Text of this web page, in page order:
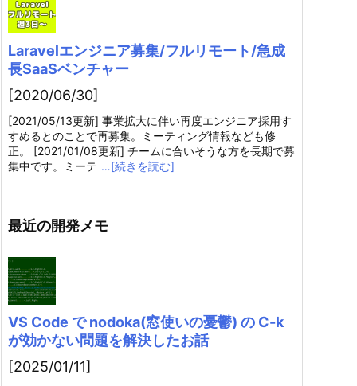
Laravelエンジニア募集/フルリモート/急成
長SaaSベンチャー
[2020/06/30]
[2021/05/13更新] 事業拡大に伴い再度エンジニア採用す
すめるとのことで再募集。ミーティング情報なども修
正。 [2021/01/08更新] チームに合いそうな方を長期で募
集中です。ミーテ …[続きを読む]
最近の開発メモ
VS Code で nodoka(窓使いの憂鬱) の C-k
が効かない問題を解決したお話
[2025/01/11]